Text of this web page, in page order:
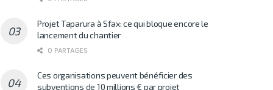
Projet Taparura à Sfax: ce qui bloque encore le
lancement du chantier
0 PARTAGES
Ces organisations peuvent bénéficier des
subventions de 10 millions € par projet